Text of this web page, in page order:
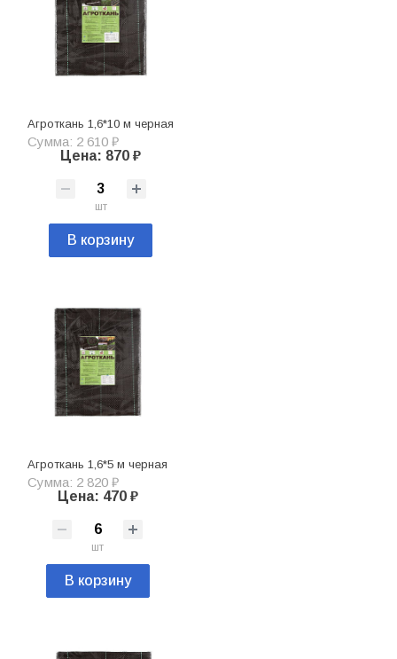
Агроткань 1,6*10 м черная
Сумма: 2 610 ₽
Цена: 870 ₽
шт
В корзину
Агроткань 1,6*5 м черная
Сумма: 2 820 ₽
Цена: 470 ₽
шт
В корзину